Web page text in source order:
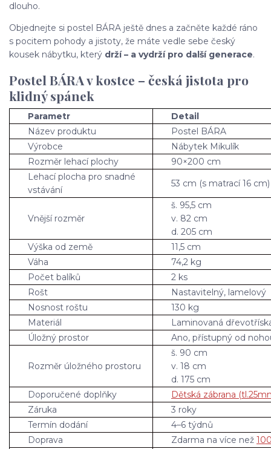
dlouho.
Objednejte si postel BÁRA ještě dnes a začněte každé ráno
s pocitem pohody a jistoty, že máte vedle sebe český
kousek nábytku, který drží – a vydrží pro další generace.
Postel BÁRA v kostce – česká jistota pro
klidný spánek
Parametr
Detail
Název produktu
Postel BÁRA
Výrobce
Nábytek Mikulík
Rozměr lehací plochy
90×200 cm
Lehací plocha pro snadné
vstávání
53 cm (s matrací 16 cm)
Vnější rozměr
š. 95,5 cm
v. 82 cm
d. 205 cm
Výška od země
11,5 cm
Váha
74,2 kg
Počet balíků
2 ks
Rošt
Nastavitelný, lamelový
Nosnost roštu
130 kg
Materiál
Laminovaná
Úložný prostor
Ano, přístupný od
Rozměr úložného prostoru
š. 90 cm
v. 18 cm
d. 175 cm
Doporučené doplňky
Dětská zábrana
Záruka
3 roky
Termín dodání
4–6 týdnů
Doprava
Zdarma na více než